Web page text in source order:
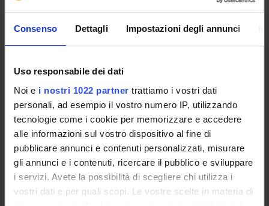
Consenso Dettagli Impostazioni degli annunci
Uso responsabile dei dati
Noi e i nostri 1022 partner trattiamo i vostri dati
personali, ad esempio il vostro numero IP, utilizzando
tecnologie come i cookie per memorizzare e accedere
alle informazioni sul vostro dispositivo al fine di
pubblicare annunci e contenuti personalizzati, misurare
gli annunci e i contenuti, ricercare il pubblico e sviluppare
i servizi. Avete la possibilità di scegliere chi utilizza i
vostri dati e per quali scopi. Le vostre scelte in materia di
Alla presentazione del progetto e della mostra
hanno portato i saluti istituzionaliEmanuela
Cooperazione allo sviluppo internazionale,
sociale ambientale,Olivia Guaraldo, delegata
del Rettore al Public Engagement, eArnaldo
Soldani , direttore del Dipartimento di Culture e
Civiltà. Sono intervenuti:Anna Paini, docente di
Antropologia e referente del Joint Project RiCu,
Dipartimento Culture e Civiltà, Sabaudin
Varvarica, antropologo, assegnista di ricerca,
RiCu, Dipartimento Culture e Civiltà,Flavio